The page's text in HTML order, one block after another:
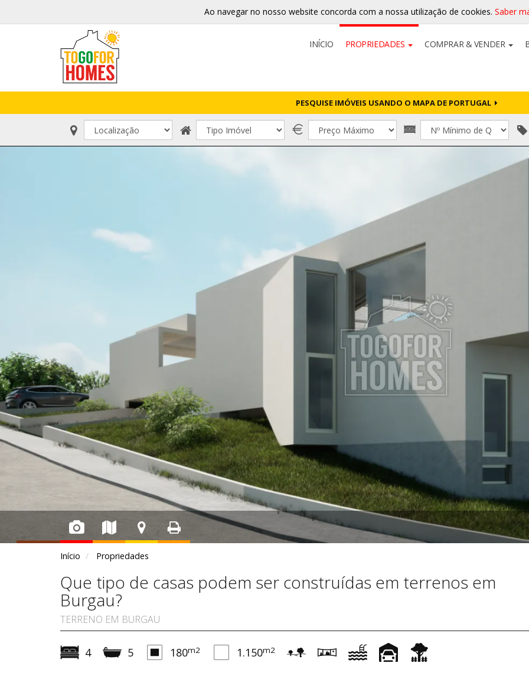
Ao navegar no nosso website concorda com a nossa utilização de cookies. Saber
INÍCIO PROPRIEDADES COMPRAR & VENDER
PESQUISE IMÓVEIS USANDO O MAPA DE PORTUGAL
Início Propriedades
Que tipo de casas podem ser construídas em terrenos em
Burgau?
TERRENO EM BURGAU
4 5 180m2 1.150m2